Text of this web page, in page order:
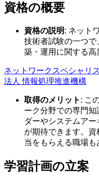
資格の概要
資格の説明: ネット
技術者試験の一つ
築・運用に関する高
ネットワークスペシャリ
法人 情報処理推進機構
取得のメリット : こ
ーク分野での専門
ダーやシステムア
が期待できます。
当をもらえる職場も
学習計画の立案